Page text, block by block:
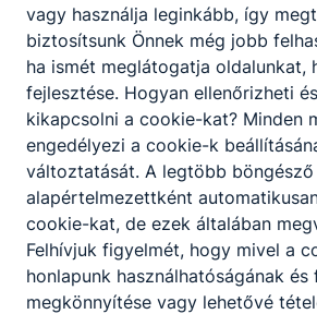
szakmai- rány, Villamos
szerelő szakmairány.
A villanyszerelő épületek,
hálózatok hagyományos és
napelemes rendszerének
szakember. Az ipari és
mények villamos berendezésének
kapcsoló- és
energia elosztó vezetéket,
kábelt, vezérlő- és
berendezést szerel, javít.
villamos ellenőrző mérések,
vagy használja leginkább, így
biztosítsunk Önnek még jobb
ha ismét meglátogatja oldalunkat,
fejlesztése. Hogyan ellenőrizheti
kikapcsolni a cookie-kat? Minden
engedélyezi a cookie-k
változtatását. A legtöbb böngésző
alapértelmezettként
cookie-kat, de ezek általában
Felhívjuk figyelmét, hogy mivel a
honlapunk használhatóságának
megkönnyítése vagy lehetővé